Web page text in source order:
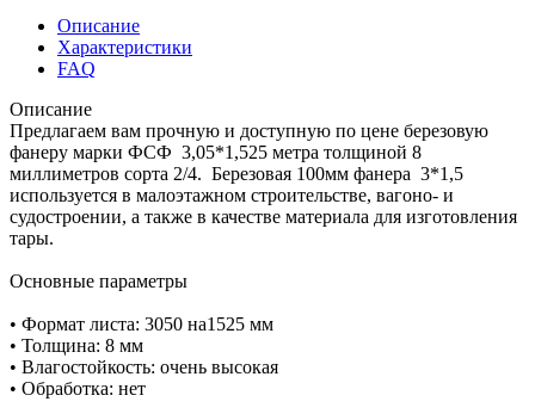
Описание
Характеристики
FAQ
Описание
Предлагаем вам прочную и доступную по цене березовую
фанеру марки ФСФ 3,05*1,525 метра толщиной 8
миллиметров сорта 2/4. Березовая 100мм фанера 3*1,5
используется в малоэтажном строительстве, вагоно- и
судостроении, а также в качестве материала для изготовления
тары.
Основные параметры
• Формат листа: 3050 на1525 мм
• Толщина: 8 мм
• Влагостойкость: очень высокая
• Обработка: нет